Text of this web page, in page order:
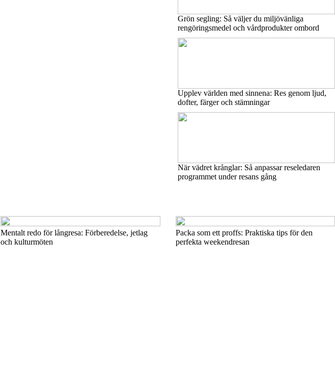
Grön segling: Så väljer du miljövänliga
rengöringsmedel och vårdprodukter ombord
Upplev världen med sinnena: Res genom ljud,
dofter, färger och stämningar
När vädret krånglar: Så anpassar reseledaren
programmet under resans gång
Mentalt redo för långresa: Förberedelse, jetlag
och kulturmöten
Packa som ett proffs: Praktiska tips för den
perfekta weekendresan